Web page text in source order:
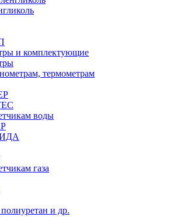
и комплектующие
термометрам
воды
газа
и др.